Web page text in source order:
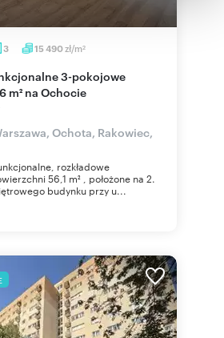
3 15 490zł/m2
m² na Ochocie
Ochota, Rakowiec,
rozkładowe
56,1 m² , położone na 2.
budynku przy u...